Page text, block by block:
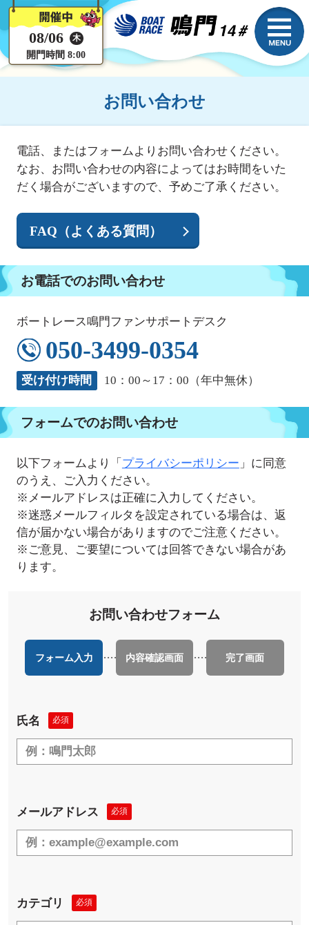
08/06 木
開門時間 8:00
お問い合わせ
電話、またはフォームよりお問い合わせください。
なお、お問い合わせの内容によってはお時間をいた
だく場合がございますので、予めご了承ください。
FAQ（よくある質問）
お電話でのお問い合わせ
ボートレース鳴門ファンサポートデスク
050-3499-0354
受け付け時間 10：00～17：00（年中無休）
フォームでのお問い合わせ
以下フォームより「 プライバシーポリシー 」に同意
のうえ、ご入力ください。
※メールアドレスは正確に入力してください。
※迷惑メールフィルタを設定されている場合は、返
信が届かない場合がありますのでご注意ください。
※ご意見、ご要望については回答できない場合があ
ります。
お問い合わせフォーム
フォーム入力 内容確認画面 完了画面
氏名 必須
メールアドレス 必須
カテゴリ 必須